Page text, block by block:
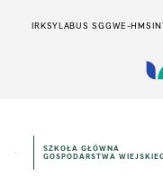
IRKSYLABUS SGGWE-HMS
Instytut
Inżynierii
SZKOŁA GŁÓWNA
GOSPODARSTWA